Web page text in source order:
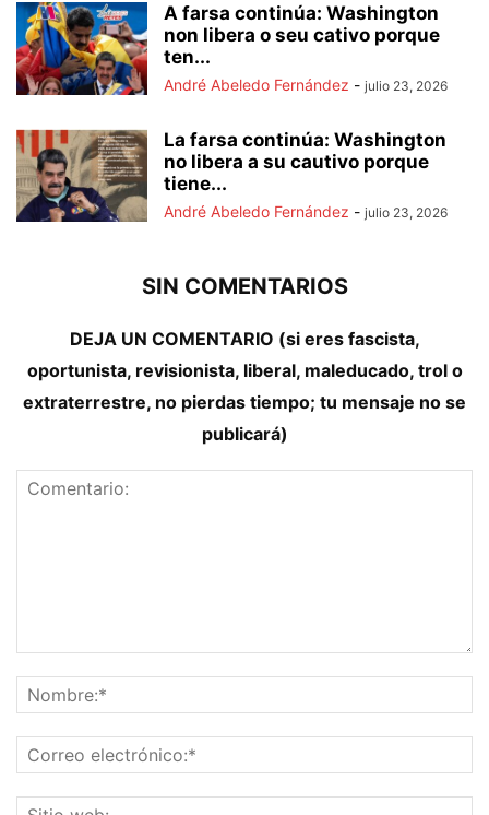
A farsa continúa: Washington
non libera o seu cativo porque
ten...
André Abeledo Fernández - julio 23, 2026
La farsa continúa: Washington
no libera a su cautivo porque
tiene...
André Abeledo Fernández - julio 23, 2026
SIN COMENTARIOS
DEJA UN COMENTARIO (si eres fascista,
oportunista, revisionista, liberal, maleducado, trol o
extraterrestre, no pierdas tiempo; tu mensaje no se
publicará)